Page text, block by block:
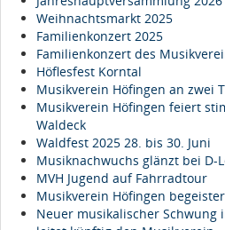
Weihnachtsmarkt 2025
Familienkonzert 2025
Familienkonzert des
Höflesfest Korntal
Musikverein Höfingen an zwei
Musikverein Höfingen feiert
Waldeck
Waldfest 2025 28. bis 30. Juni
Musiknachwuchs glänzt bei D-
MVH Jugend auf Fahrradtour
Musikverein Höfingen
Neuer musikalischer Schwung